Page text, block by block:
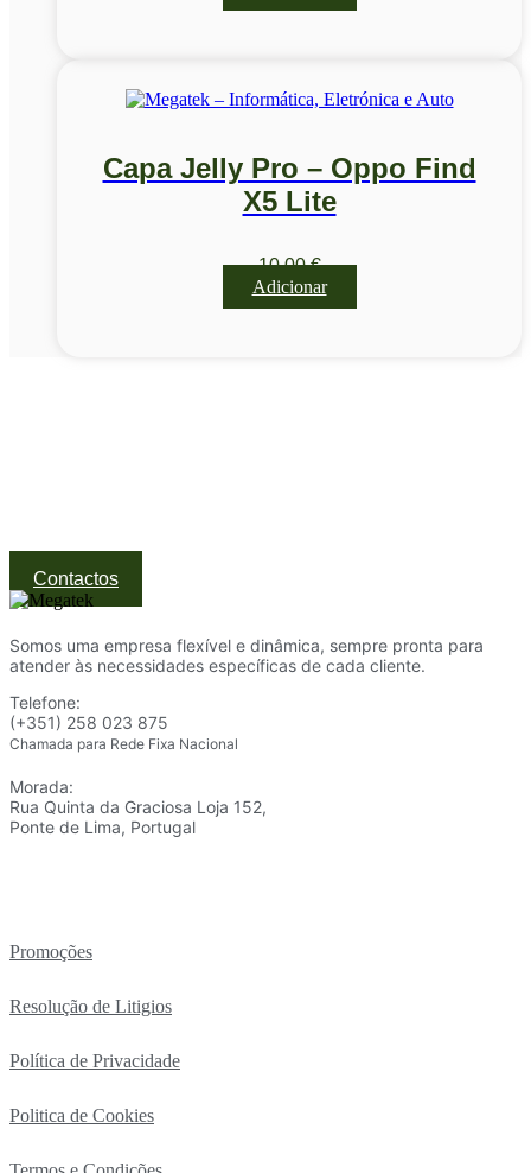
Capa Jelly Pro – Oppo Find
X5 Lite
10,00€
Adicionar
Contactos
Somos uma empresa flexível e dinâmica, sempre pronta para
atender às necessidades específicas de cada cliente.
Telefone:
(+351) 258 023 875
Chamada para Rede Fixa Nacional
Morada:
Rua Quinta da Graciosa Loja 152,
Ponte de Lima, Portugal
Promoções
Resolução de Litigios
Política de Privacidade
Politica de Cookies